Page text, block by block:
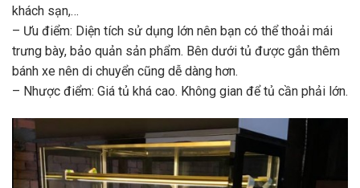
khách sạn,…
– Ưu điểm: Diện tích sử dụng lớn nên bạn có thể thoải mái
trưng bày, bảo quản sản phẩm. Bên dưới tủ được gắn thêm
bánh xe nên di chuyển cũng dễ dàng hơn.
– Nhược điểm: Giá tủ khá cao. Không gian để tủ cần phải lớn.